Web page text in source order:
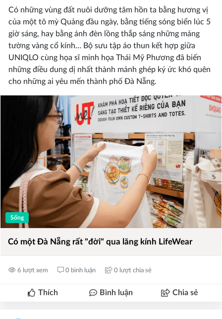
Có những vùng đất nuôi dưỡng tâm hồn ta bằng hương vị
của một tô mỳ Quảng đầu ngày, bằng tiếng sóng biển lúc 5
giờ sáng, hay bằng ánh đèn lồng thắp sáng những mảng
tường vàng cổ kính… Bộ sưu tập áo thun kết hợp giữa
UNIQLO cùng họa sĩ minh họa Thái Mỹ Phương đã biến
những điều dung dị nhất thành mảnh ghép ký ức khó quên
cho những ai yêu mến thành phố Đà Nẵng.
Sống
Có một Đà Nẵng rất "đời" qua lăng kính LifeWear
6 lượt xem 0 bình luận 0 lượt chia sẻ
Thích Bình luận Chia sẻ